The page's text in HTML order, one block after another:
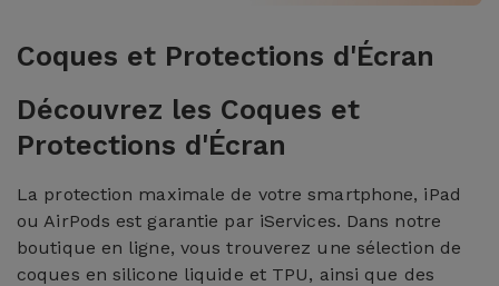
Coques et Protections d'Écran
Découvrez les Coques et
Protections d'Écran
La protection maximale de votre smartphone, iPad
ou AirPods est garantie par iServices. Dans notre
boutique en ligne, vous trouverez une sélection de
coques en silicone liquide et TPU, ainsi que des